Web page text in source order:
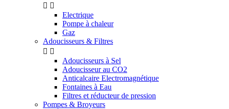
 
Electrique
Pompe à chaleur
Gaz
Adoucisseurs & Filtres
 
Adoucisseurs à Sel
Adoucisseur au CO2
Anticalcaire Electromagnétique
Fontaines à Eau
Filtres et réducteur de pression
Pompes & Broyeurs